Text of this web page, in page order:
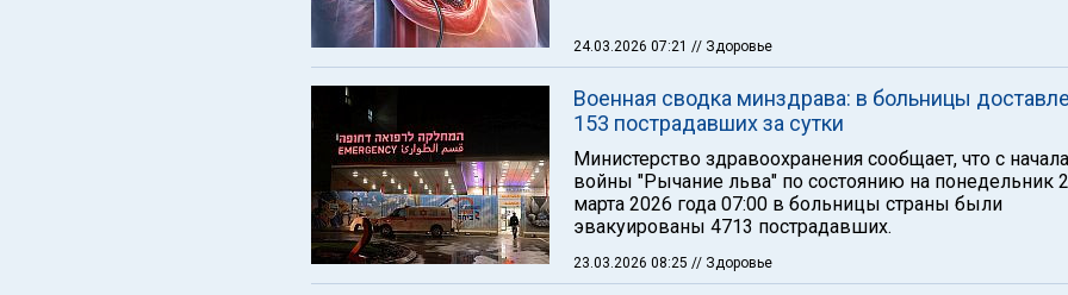
24.03.2026 07:21 // Здоровье
Военная сводка минздрава: в больницы
153 пострадавших за сутки
Министерство здравоохранения сообщает, что с начала
войны "Рычание льва" по состоянию на понедельник
марта 2026 года 07:00 в больницы страны были
эвакуированы 4713 пострадавших.
23.03.2026 08:25 // Здоровье